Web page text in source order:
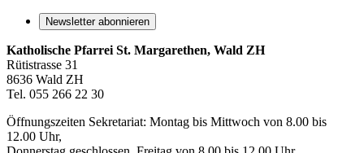
Newsletter abonnieren
Katholische Pfarrei St. Margarethen, Wald ZH
Rütistrasse 31
8636 Wald ZH
Tel. 055 266 22 30
Öffnungszeiten Sekretariat: Montag bis Mittwoch von 8.00 bis
12.00 Uhr,